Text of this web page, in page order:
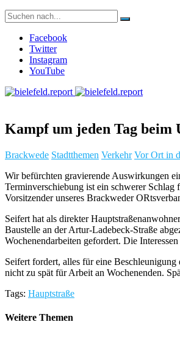
Suche
nach:
Facebook
Twitter
Instagram
YouTube
Kampf um jeden Tag beim
Brackwede Stadtthemen Verkehr Vor Ort in
Wir befürchten gravierende Auswirkungen
Terminverschiebung ist ein schwerer
Vorsitzender unseres Brackweder
Seifert hat als direkter
Baustelle an der Artur-Ladebeck-Straße
Wochenendarbeiten gefordert. Die
Seifert fordert, alles für eine
nicht zu spät für Arbeit an Wochenenden.
Tags: Hauptstraße
Weitere Themen